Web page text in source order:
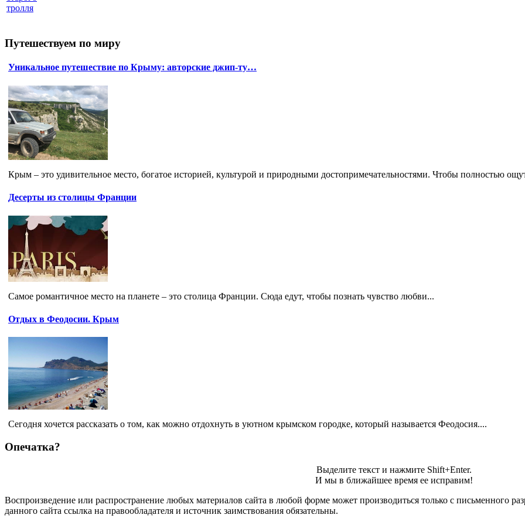
тролля
Путешествуем по миру
Уникальное путешествие по Крыму: авторские джип-ту…
Крым – это удивительное место, богатое историей, культурой и природными достопримечательностями. Чтобы полностью
Десерты из столицы Франции
Самое романтичное место на планете – это столица Франции. Сюда едут, чтобы познать чувство любви...
Отдых в Феодосии. Крым
Сегодня хочется рассказать о том, как можно отдохнуть в уютном крымском городке, который называется Феодосия....
Опечатка?
Выделите текст и нажмите Shift+Enter.
И мы в ближайшее время ее исправим!
Воспроизведение или распространение любых материалов сайта в любой форме может производиться только с письменного
данного сайта ссылка на правообладателя и источник заимствования обязательны.